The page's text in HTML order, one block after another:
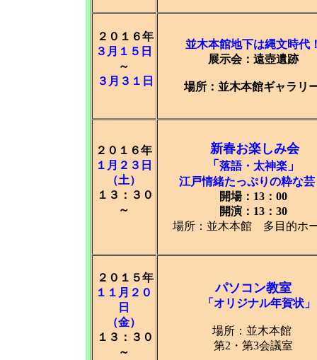
２０１６年
３月１５日
～
３月３１日
並木本館地下は縄文時代
展示会：遠壺遺跡
場所：並木本館ギャラリ
２０１６年
１月２３日
（土）
１３：３０
～
新春お楽しみ会
「 落語・太神楽」
江戸情緒たっぷりの粋な芸
開場：13：00
開演：13：30
場所：並木本館 多目的ホ
２０１５年
１１月２０
日
（金）
１３：３０
～
パソコン教室
「オリジナル年賀状」
場所：並木本館
第2・第3会議室